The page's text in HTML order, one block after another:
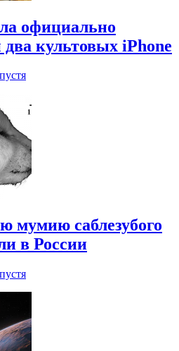
официально
культовых iPhone
мумию саблезубого
в России